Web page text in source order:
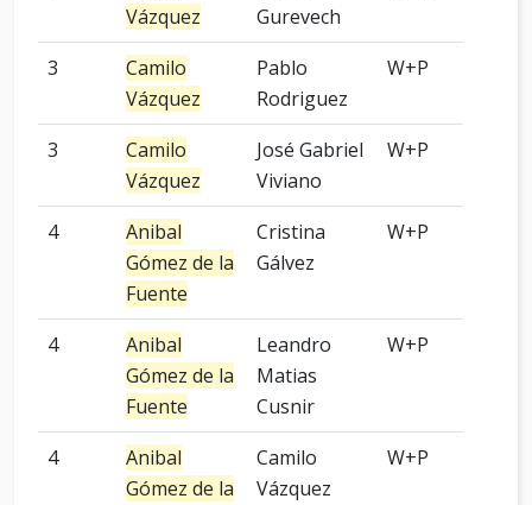
Vázquez
Gurevech
3
Camilo
Vázquez
Pablo
Rodriguez
W+P
3
Camilo
Vázquez
José Gabriel
Viviano
W+P
4
Anibal
Gómez de la
Fuente
Cristina
Gálvez
W+P
4
Anibal
Gómez de la
Fuente
Leandro
Matias
Cusnir
W+P
4
Anibal
Gómez de la
Camilo
Vázquez
W+P